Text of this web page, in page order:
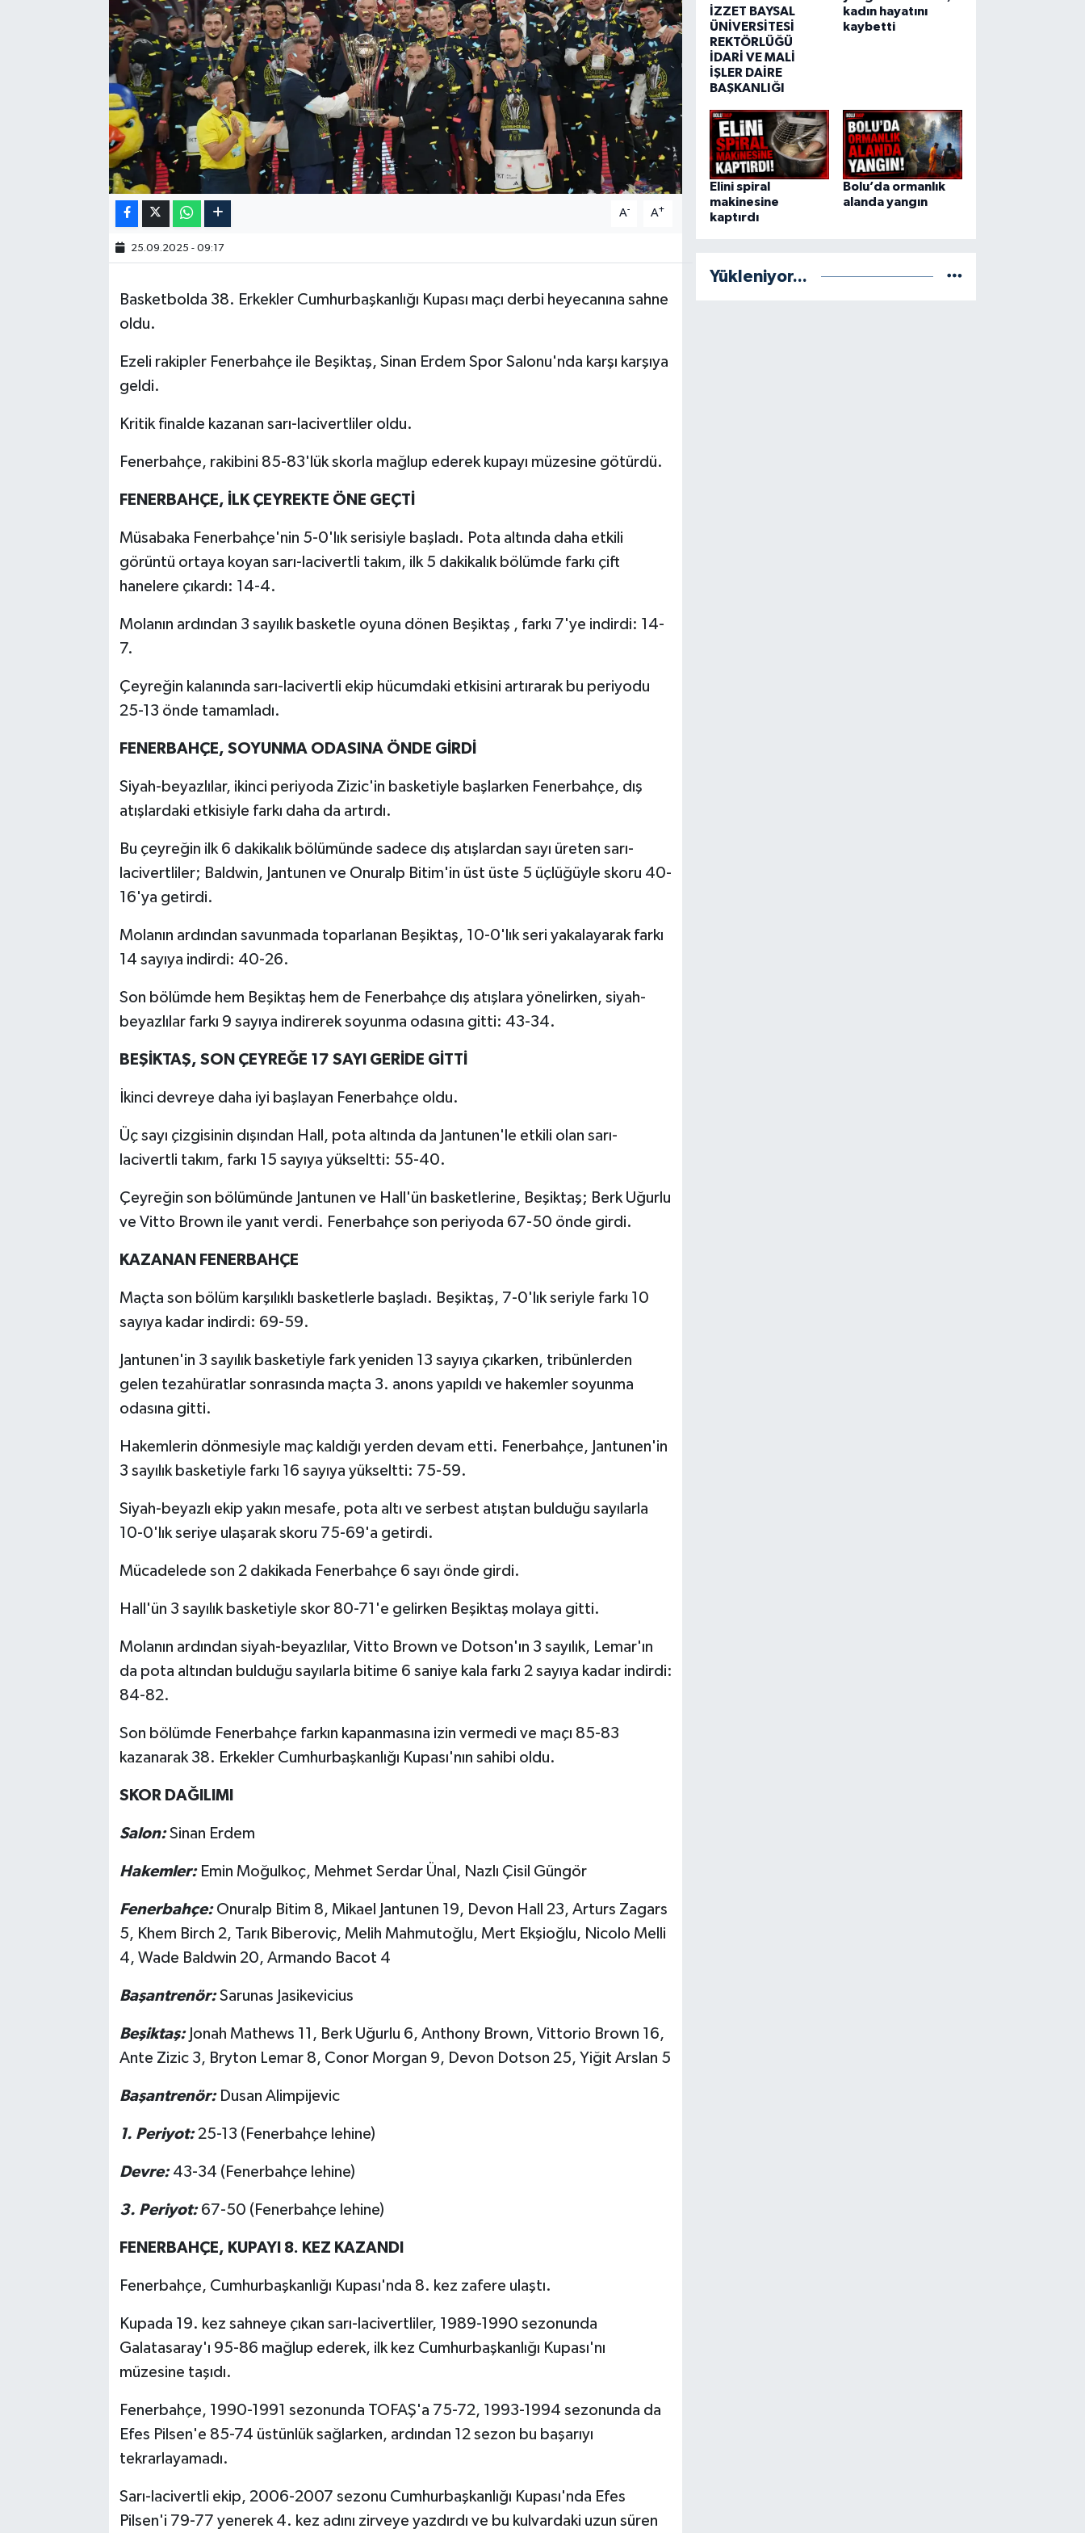
A- A+
25.09.2025 - 09:17
Basketbolda 38. Erkekler Cumhurbaşkanlığı Kupası maçı derbi heyecanına sahne
oldu.
Ezeli rakipler Fenerbahçe ile Beşiktaş, Sinan Erdem Spor Salonu'nda karşı karşıya
geldi.
Kritik finalde kazanan sarı-lacivertliler oldu.
Fenerbahçe, rakibini 85-83'lük skorla mağlup ederek kupayı müzesine götürdü.
FENERBAHÇE, İLK ÇEYREKTE ÖNE GEÇTİ
Müsabaka Fenerbahçe'nin 5-0'lık serisiyle başladı. Pota altında daha etkili
görüntü ortaya koyan sarı-lacivertli takım, ilk 5 dakikalık bölümde farkı çift
hanelere çıkardı: 14-4.
Molanın ardından 3 sayılık basketle oyuna dönen Beşiktaş , farkı 7'ye indirdi: 14-
7.
Çeyreğin kalanında sarı-lacivertli ekip hücumdaki etkisini artırarak bu periyodu
25-13 önde tamamladı.
FENERBAHÇE, SOYUNMA ODASINA ÖNDE GİRDİ
Siyah-beyazlılar, ikinci periyoda Zizic'in basketiyle başlarken Fenerbahçe, dış
atışlardaki etkisiyle farkı daha da artırdı.
Bu çeyreğin ilk 6 dakikalık bölümünde sadece dış atışlardan sayı üreten sarı-
lacivertliler; Baldwin, Jantunen ve Onuralp Bitim'in üst üste 5 üçlüğüyle skoru 40-
16'ya getirdi.
Molanın ardından savunmada toparlanan Beşiktaş, 10-0'lık seri yakalayarak farkı
14 sayıya indirdi: 40-26.
Son bölümde hem Beşiktaş hem de Fenerbahçe dış atışlara yönelirken, siyah-
beyazlılar farkı 9 sayıya indirerek soyunma odasına gitti: 43-34.
BEŞİKTAŞ, SON ÇEYREĞE 17 SAYI GERİDE GİTTİ
İkinci devreye daha iyi başlayan Fenerbahçe oldu.
Üç sayı çizgisinin dışından Hall, pota altında da Jantunen'le etkili olan sarı-
lacivertli takım, farkı 15 sayıya yükseltti: 55-40.
Çeyreğin son bölümünde Jantunen ve Hall'ün basketlerine, Beşiktaş; Berk Uğurlu
ve Vitto Brown ile yanıt verdi. Fenerbahçe son periyoda 67-50 önde girdi.
KAZANAN FENERBAHÇE
Maçta son bölüm karşılıklı basketlerle başladı. Beşiktaş, 7-0'lık seriyle farkı 10
sayıya kadar indirdi: 69-59.
Jantunen'in 3 sayılık basketiyle fark yeniden 13 sayıya çıkarken, tribünlerden
gelen tezahüratlar sonrasında maçta 3. anons yapıldı ve hakemler soyunma
odasına gitti.
Hakemlerin dönmesiyle maç kaldığı yerden devam etti. Fenerbahçe, Jantunen'in
3 sayılık basketiyle farkı 16 sayıya yükseltti: 75-59.
Siyah-beyazlı ekip yakın mesafe, pota altı ve serbest atıştan bulduğu sayılarla
10-0'lık seriye ulaşarak skoru 75-69'a getirdi.
Mücadelede son 2 dakikada Fenerbahçe 6 sayı önde girdi.
Hall'ün 3 sayılık basketiyle skor 80-71'e gelirken Beşiktaş molaya gitti.
Molanın ardından siyah-beyazlılar, Vitto Brown ve Dotson'ın 3 sayılık, Lemar'ın
da pota altından bulduğu sayılarla bitime 6 saniye kala farkı 2 sayıya kadar indirdi:
84-82.
Son bölümde Fenerbahçe farkın kapanmasına izin vermedi ve maçı 85-83
kazanarak 38. Erkekler Cumhurbaşkanlığı Kupası'nın sahibi oldu.
SKOR DAĞILIMI
Salon:Sinan Erdem
Hakemler: Emin Moğulkoç, Mehmet Serdar Ünal, Nazlı Çisil Güngör
Fenerbahçe: Onuralp Bitim 8, Mikael Jantunen 19, Devon Hall 23, Arturs Zagars
5, Khem Birch 2, Tarık Biberoviç, Melih Mahmutoğlu, Mert Ekşioğlu, Nicolo Melli
4, Wade Baldwin 20, Armando Bacot 4
Başantrenör:Sarunas Jasikevicius
Beşiktaş: Jonah Mathews 11, Berk Uğurlu 6, Anthony Brown, Vittorio Brown 16,
Ante Zizic 3, Bryton Lemar 8, Conor Morgan 9, Devon Dotson 25, Yiğit Arslan 5
Başantrenör:Dusan Alimpijevic
1. Periyot: 25-13 (Fenerbahçe lehine)
Devre: 43-34 (Fenerbahçe lehine)
3. Periyot: 67-50 (Fenerbahçe lehine)
FENERBAHÇE, KUPAYI 8. KEZ KAZANDI
Fenerbahçe, Cumhurbaşkanlığı Kupası'nda 8. kez zafere ulaştı.
Kupada 19. kez sahneye çıkan sarı-lacivertliler, 1989-1990 sezonunda
Galatasaray'ı 95-86 mağlup ederek, ilk kez Cumhurbaşkanlığı Kupası'nı
müzesine taşıdı.
Fenerbahçe, 1990-1991 sezonunda TOFAŞ'a 75-72, 1993-1994 sezonunda da
Efes Pilsen'e 85-74 üstünlük sağlarken, ardından 12 sezon bu başarıyı
tekrarlayamadı.
Sarı-lacivertli ekip, 2006-2007 sezonu Cumhurbaşkanlığı Kupası'nda Efes
Pilsen'i 79-77 yenerek 4. kez adını zirveye yazdırdı ve bu kulvardaki uzun süren
İZZET BAYSAL
ÜNİVERSİTESİ
REKTÖRLÜĞÜ
İDARİ VE MALİ
İŞLER DAİRE
BAŞKANLIĞI
kadın hayatını
kaybetti
Elini spiral
makinesine
kaptırdı
Bolu’da ormanlık
alanda yangın
Yükleniyor...